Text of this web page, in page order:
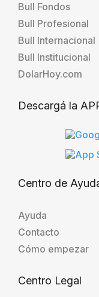
Bull Fondos
Bull Profesional
Bull Internacional
Bull Institucional
DolarHoy.com
Descargá la
Centro de
Ayuda
Contacto
Cómo empezar
Centro Legal